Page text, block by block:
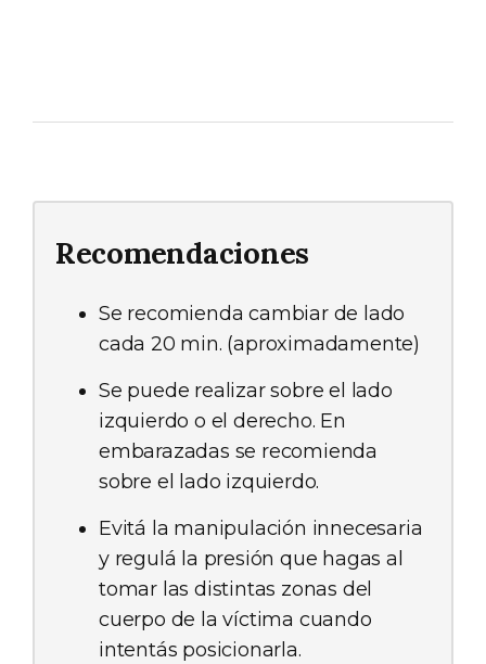
Recomendaciones
Se recomienda cambiar de lado
cada 20 min. (aproximadamente)
Se puede realizar sobre el lado
izquierdo o el derecho. En
embarazadas se recomienda
sobre el lado izquierdo.
Evitá la manipulación innecesaria
y regulá la presión que hagas al
tomar las distintas zonas del
cuerpo de la víctima cuando
intentás posicionarla.